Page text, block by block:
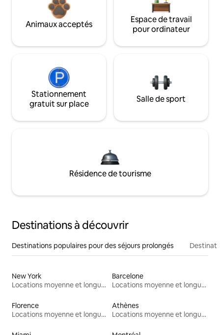
Animaux acceptés
Espace de travail
pour ordinateur
Stationnement
gratuit sur place
Salle de sport
Résidence de tourisme
Destinations à découvrir
Destinations populaires pour des séjours prolongés
New York
Locations moyenne et longue durée
Barcelone
Locations moyenne et longue durée
Florence
Locations moyenne et longue durée
Athènes
Locations moyenne et longue durée